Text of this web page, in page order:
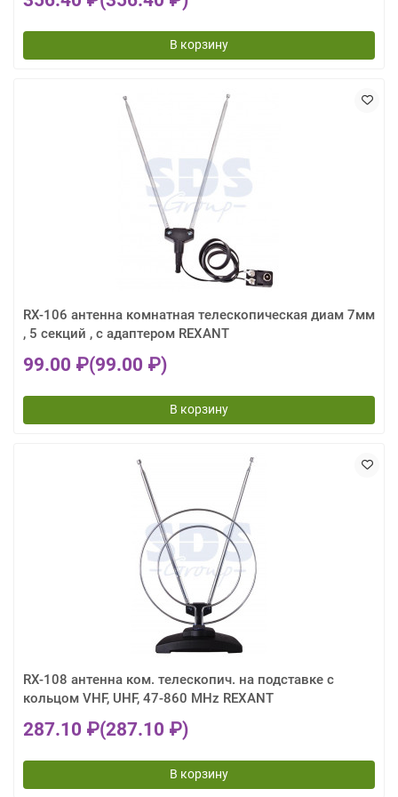
В корзину
RX-106 антенна комнатная телескопическая диам 7мм
, 5 секций , с адаптером REXANT
99.00 ₽(99.00 ₽)
В корзину
RX-108 антенна ком. телескопич. на подставке с
кольцом VHF, UHF, 47-860 MHz REXANT
287.10 ₽(287.10 ₽)
В корзину